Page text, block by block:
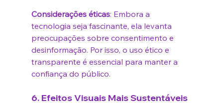
Considerações éticas: Embora a
tecnologia seja fascinante, ela levanta
preocupações sobre consentimento e
desinformação. Por isso, o uso ético e
transparente é essencial para manter a
confiança do público.
6. Efeitos Visuais Mais Sustentáveis